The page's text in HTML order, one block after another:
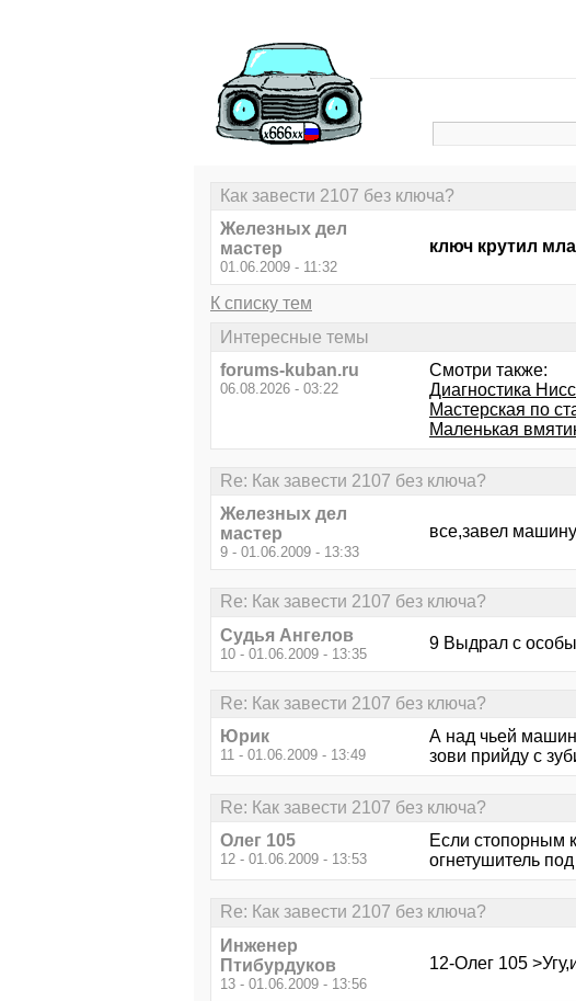
Как завести 2107 без ключа?
Железных дел
мастер
01.06.2009 - 11:32
ключ крутил
К списку тем
Интересные темы
forums-kuban.ru
06.08.2026 - 03:22
Смотри также:
Диагностика
Мастерская по
Маленькая
Re: Как завести 2107 без ключа?
Железных дел
мастер
9 - 01.06.2009 - 13:33
все,завел
Re: Как завести 2107 без ключа?
Судья Ангелов
10 - 01.06.2009 - 13:35
9 Выдрал с
Re: Как завести 2107 без ключа?
Юрик
11 - 01.06.2009 - 13:49
А над чьей
зови прийду с
Re: Как завести 2107 без ключа?
Олег 105
12 - 01.06.2009 - 13:53
Если стопорным
огнетушитель
Re: Как завести 2107 без ключа?
Инженер
Птибурдуков
13 - 01.06.2009 - 13:56
12-Олег 105